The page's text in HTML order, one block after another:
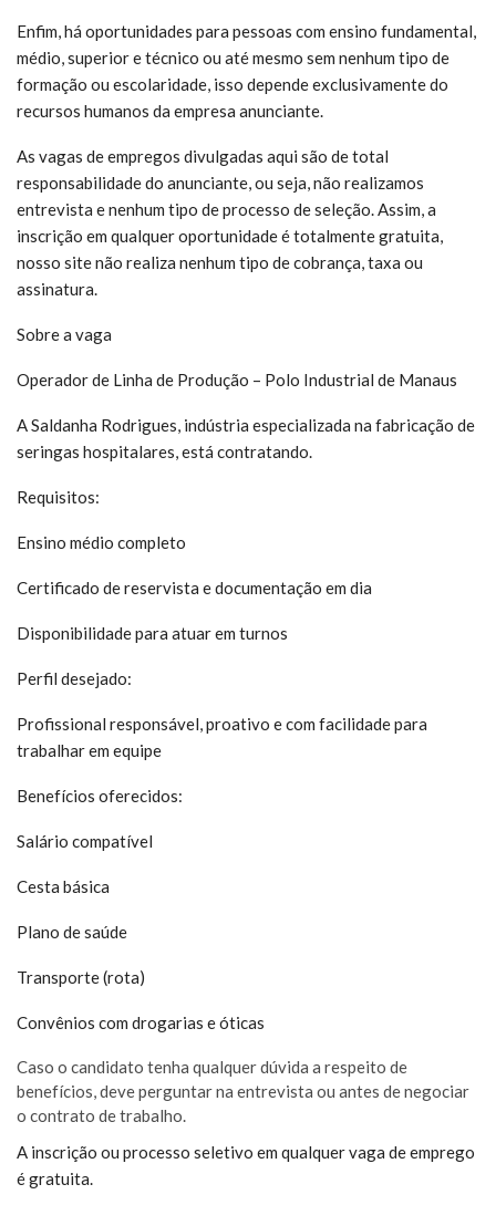
Enfim, há oportunidades para pessoas com ensino fundamental,
médio, superior e técnico ou até mesmo sem nenhum tipo de
formação ou escolaridade, isso depende exclusivamente do
recursos humanos da empresa anunciante.
As vagas de empregos divulgadas aqui são de total
responsabilidade do anunciante, ou seja, não realizamos
entrevista e nenhum tipo de processo de seleção. Assim, a
inscrição em qualquer oportunidade é totalmente gratuita,
nosso site não realiza nenhum tipo de cobrança, taxa ou
assinatura.
Sobre a vaga
Operador de Linha de Produção – Polo Industrial de Manaus
A Saldanha Rodrigues, indústria especializada na fabricação de
seringas hospitalares, está contratando.
Requisitos:
Ensino médio completo
Certificado de reservista e documentação em dia
Disponibilidade para atuar em turnos
Perfil desejado:
Profissional responsável, proativo e com facilidade para
trabalhar em equipe
Benefícios oferecidos:
Salário compatível
Cesta básica
Plano de saúde
Transporte (rota)
Convênios com drogarias e óticas
Caso o candidato tenha qualquer dúvida a respeito de
benefícios, deve perguntar na entrevista ou antes de negociar
o contrato de trabalho.
A inscrição ou processo seletivo em qualquer vaga de emprego
é gratuita.